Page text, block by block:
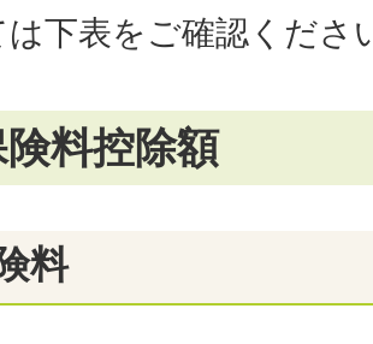
は下表をご確認くださ
料控除額
料